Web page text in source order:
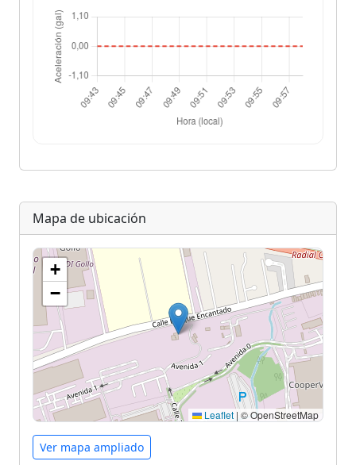
Mapa de ubicación
+
−
Leaflet | © OpenStreetMap
Ver mapa ampliado